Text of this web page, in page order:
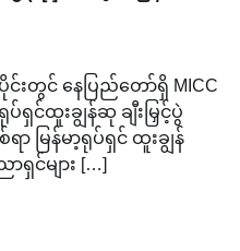
းတွင် နေပြည်တော်ရှိ MICC
ရှင်ထူးချွန်ဆု ချီးမြှင့်ပွဲ
ာ မြန်မာ့ရုပ်ရှင် ထူးချွန်
င်များ […]